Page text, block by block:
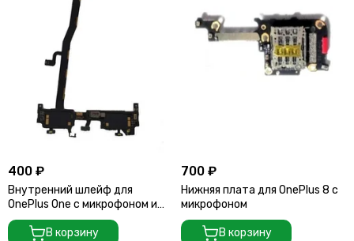
400 ₽
Внутренний шлейф для
OnePlus One с микрофоном и
вибро
В корзину
700 ₽
Нижняя плата для OnePlus 8 с
микрофоном
В корзину